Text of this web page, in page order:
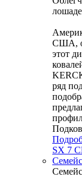
США,
этот
ряд
SX 7